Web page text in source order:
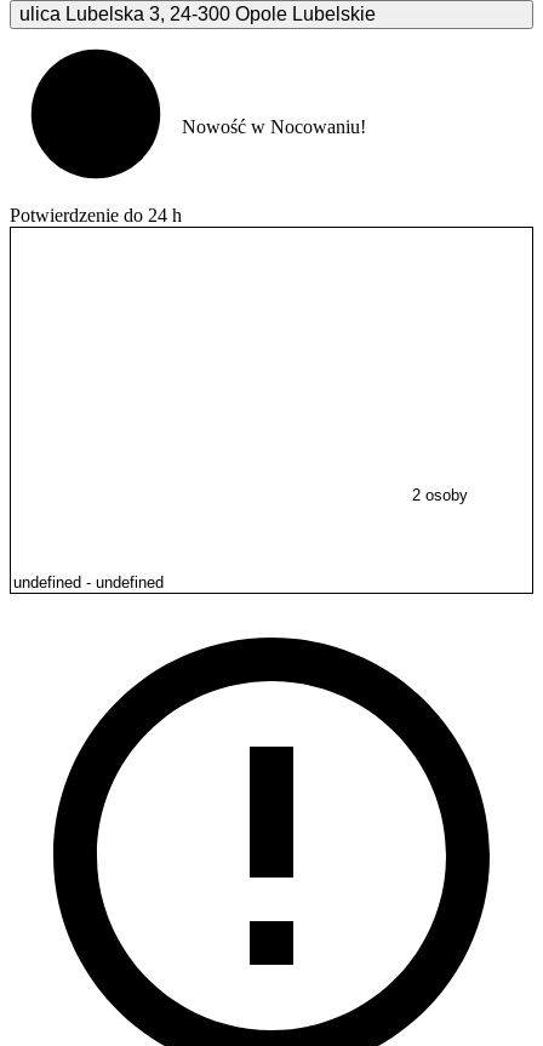
ulica Lubelska 3, 24-300 Opole Lubelskie
Potwierdzenie do 24 h
Nowość w Nocowaniu!
2 osoby